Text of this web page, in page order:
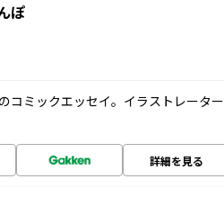
ぽ
コミックエッセイ。イラストレーター
詳細を見る